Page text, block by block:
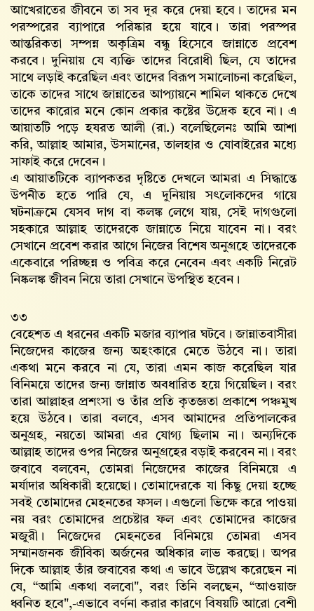
আখেরাতের জীবনে তা সব দূর করে দেয়া হবে। তাদের মন
পরস্পরের ব্যাপারে পরিষ্কার হয়ে যাবে। তারা পরস্পর
আন্তরিকতা সম্পন্ন অকৃত্রিম বন্ধু হিসেবে জান্নাতে প্রবেশ
করবে। দুনিয়ায় যে ব্যক্তি তাদের বিরোধী ছিল, যে তাদের
সাথে লড়াই করেছিল এবং তাদের বিরূপ সমালোচনা করেছিল,
তাকে তাদের সাথে জান্নাতের আপ্যায়নে শামিল থাকতে দেখে
তাদের কারোর মনে কোন প্রকার কষ্টের উদ্রেক হবে না। এ
আয়াতটি পড়ে হযরত আলী (রা.) বলেছিলেনঃ আমি আশা
করি, আল্লাহ‌ আমার, উসমানের, তালহার ও যোবাইরের মধ্যে
সাফাই করে দেবেন।
এ আয়াতটিকে ব্যাপকতর দৃষ্টিতে দেখলে আমরা এ সিদ্ধান্তে
উপনীত হতে পারি যে, এ দুনিয়ায় সৎলোকদের গায়ে
ঘটনাক্রমে যেসব দাগ বা কলঙ্ক লেগে যায়, সেই দাগগুলো
সহকারে আল্লাহ‌ তাদেরকে জান্নাতে নিয়ে যাবেন না। বরং
সেখানে প্রবেশ করার আগে নিজের বিশেষ অনুগ্রহে তাদেরকে
একেবারে পরিচ্ছন্ন ও পবিত্র করে নেবেন এবং একটি নিরেট
নিষ্কলঙ্ক জীবন নিয়ে তারা সেখানে উপস্থিত হবেন।
৩৩
বেহেশত এ ধরনের একটি মজার ব্যাপার ঘটবে। জান্নাতবাসীরা
নিজেদের কাজের জন্য অহংকারে মেতে উঠবে না। তারা
একথা মনে করবে না যে, তারা এমন কাজ করেছিল যার
বিনিময়ে তাদের জন্য জান্নাত অবধারিত হয়ে গিয়েছিল। বরং
তারা আল্লাহর প্রশংসা ও তাঁর প্রতি কৃতজ্ঞতা প্রকাশে পঞ্চমুখ
হয়ে উঠবে। তারা বলবে, এসব আমাদের প্রতিপালকের
অনুগ্রহ, নয়তো আমরা এর যোগ্য ছিলাম না। অন্যদিকে
আল্লাহ‌ তাদের ওপর নিজের অনুগ্রহের বড়াই করবেন না। বরং
জবাবে বলবেন, তোমরা নিজেদের কাজের বিনিময়ে এ
মর্যাদার অধিকারী হয়েছো। তোমাদেরকে যা কিছু দেয়া হচ্ছে
সবই তোমাদের মেহনতের ফসল। এগুলো ভিক্ষে করে পাওয়া
নয় বরং তোমাদের প্রচেষ্টার ফল এবং তোমাদের কাজের
মজুরী। নিজেদের মেহনতের বিনিময়ে তোমরা এসব
সম্মানজনক জীবিকা অর্জনের অধিকার লাভ করছো। অপর
দিকে আল্লাহ‌ তাঁর জবাবের কথা এ ভাবে উল্লেখ করেছেন না
যে, “আমি একথা বলবো", বরং তিনি বলছেন, “আওয়াজ
ধ্বনিত হবে",-এভাবে বর্ণনা করার কারণে বিষয়টি আরো বেশী